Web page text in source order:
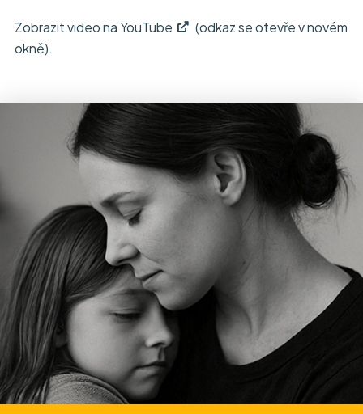
Zobrazit video na YouTube
(odkaz se otevře v novém
okně).